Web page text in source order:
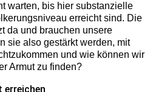
warten, bis hier substanzielle
erreicht sind. Die
da und brauchen unsere
sie also gestärkt werden, mit
und wie können wir
Armut zu finden?
erreichen